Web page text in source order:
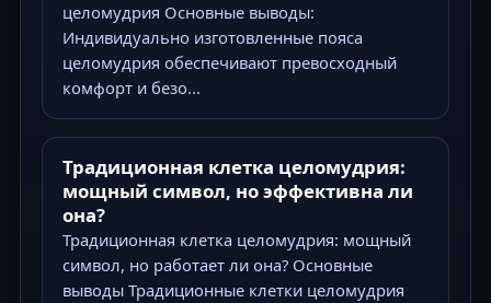
целомудрия Основные выводы:
Индивидуально изготовленные пояса
целомудрия обеспечивают превосходный
комфорт и безо...
Традиционная клетка целомудрия:
мощный символ, но эффективна ли
она?
Традиционная клетка целомудрия: мощный
символ, но работает ли она? Основные
выводы Традиционные клетки целомудрия